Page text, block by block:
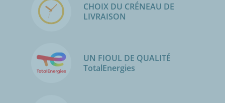
CHOIX DU CRÉNEAU DE
LIVRAISON
UN FIOUL DE QUALITÉ
TotalEnergies